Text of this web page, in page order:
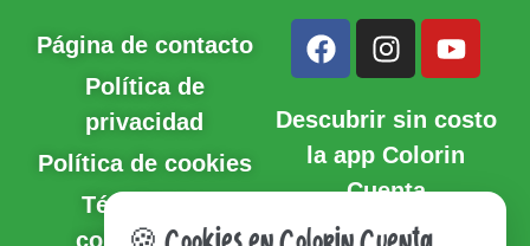
Página de contacto
Política de
privacidad
Política de cookies
Términos y
condiciones
Descubrir sin costo
la app Colorin
Cuenta